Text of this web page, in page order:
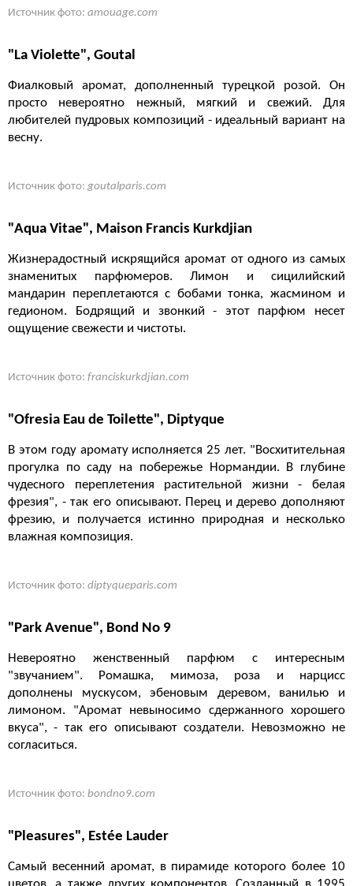
Источник фото: amouage.com
"La Violette", Goutal
Фиалковый аромат, дополненный турецкой розой. Он
просто невероятно нежный, мягкий и свежий. Для
любителей пудровых композиций - идеальный вариант на
весну.
Источник фото: goutalparis.com
"Aqua Vitae", Maison Francis Kurkdjian
Жизнерадостный искрящийся аромат от одного из самых
знаменитых парфюмеров. Лимон и сицилийский
мандарин переплетаются с бобами тонка, жасмином и
гедионом. Бодрящий и звонкий - этот парфюм несет
ощущение свежести и чистоты.
Источник фото: franciskurkdjian.com
"Ofresia Eau de Toilette", Diptyque
В этом году аромату исполняется 25 лет. "Восхитительная
прогулка по саду на побережье Нормандии. В глубине
чудесного переплетения растительной жизни - белая
фрезия", - так его описывают. Перец и дерево дополняют
фрезию, и получается истинно природная и несколько
влажная композиция.
Источник фото: diptyqueparis.com
"Park Avenue", Bond No 9
Невероятно женственный парфюм с интересным
"звучанием". Ромашка, мимоза, роза и нарцисс
дополнены мускусом, эбеновым деревом, ванилью и
лимоном. "Аромат невыносимо сдержанного хорошего
вкуса", - так его описывают создатели. Невозможно не
согласиться.
Источник фото: bondno9.com
"Pleasures", Estée Lauder
Самый весенний аромат, в пирамиде которого более 10